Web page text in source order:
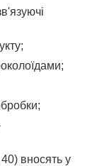
вносять у